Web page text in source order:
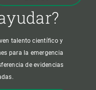
talento científico y
para la emergencia
de evidencias